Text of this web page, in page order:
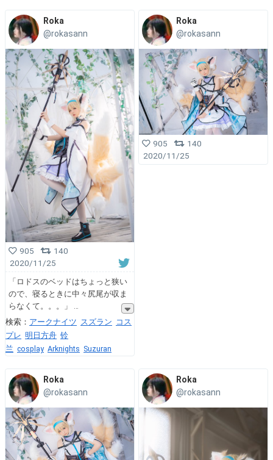
Roka
@rokasann
905
140
2020/11/25
「ロドスのベッドはちょっと狭い
ので、寝るときに中々尻尾が収ま
らなくて。。。」
検索： アークナイツ スズラン コス
プレ 明日方舟 铃
兰 cosplay Arknights Suzuran
Roka
@rokasann
905
140
2020/11/25
Roka
@rokasann
Roka
@rokasann